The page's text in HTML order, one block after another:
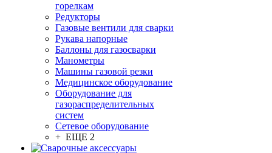
горелкам
Редукторы
Газовые вентили для сварки
Рукава напорные
Баллоны для газосварки
Манометры
Машины газовой резки
Медицинское оборудование
Оборудование для
газораспределительных
систем
Сетевое оборудование
+ ЕЩЕ 2